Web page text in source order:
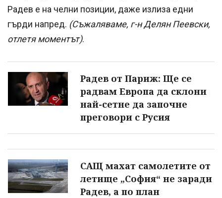
Радев е на челни позиции, даже излиза едни
гърди напред. (Съжаляваме, г-н Делян Пеевски,
отлетя моментът).
Радев от Париж: Ще се
радвам Европа да склони
най-сетне да започне
преговори с Русия
САЩ махат самолетите от
летище „София“ не заради
Радев, а по план